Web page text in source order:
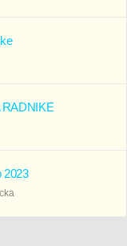
2023